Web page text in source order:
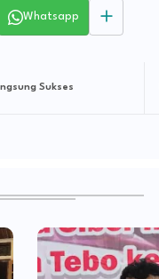
Whatsapp
Sukses